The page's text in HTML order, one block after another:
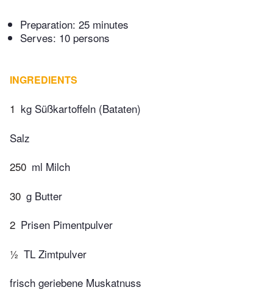
Preparation: 25 minutes
Serves: 10 persons
INGREDIENTS
1 kg Süßkartoffeln (Bataten)
Salz
250 ml Milch
30 g Butter
2 Prisen Pimentpulver
½ TL Zimtpulver
frisch geriebene Muskatnuss